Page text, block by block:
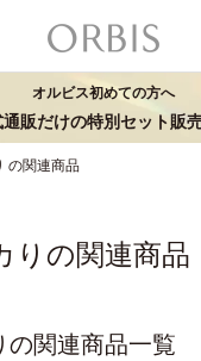
オルビス初めての方へ
販だけの特別セット販
の関連商品
りの関連商品
の関連商品一覧